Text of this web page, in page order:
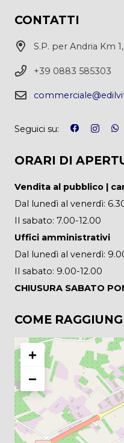
CONTATTI
S.P. per Andria Km
+39 0883 585303
Seguici su:
ORARI DI
Vendita al pubblico |
Dal lunedì al venerdì:
Il sabato: 7.00-12.00
Uffici amministrativi
Dal lunedì al venerdì:
Il sabato: 9.00-12.00
CHIUSURA SABATO
COME
+
−